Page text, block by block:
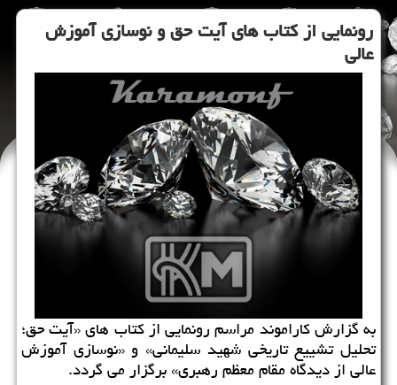
رونمایی از كتاب های آیت حق و نوسازی آموزش
عالی
به گزارش کاراموند مراسم رونمایی از کتاب های «آیت حق؛
تحلیل تشییع تاریخی شهید سلیمانی» و «نوسازی آموزش
عالی از دیدگاه مقام معظم رهبری» برگزار می گردد.